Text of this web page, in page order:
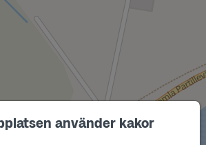
använder kakor